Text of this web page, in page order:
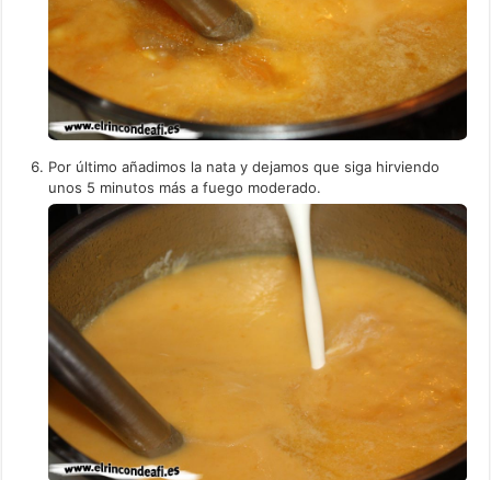
Por último añadimos la nata y dejamos que siga hirviendo
unos 5 minutos más a fuego moderado.